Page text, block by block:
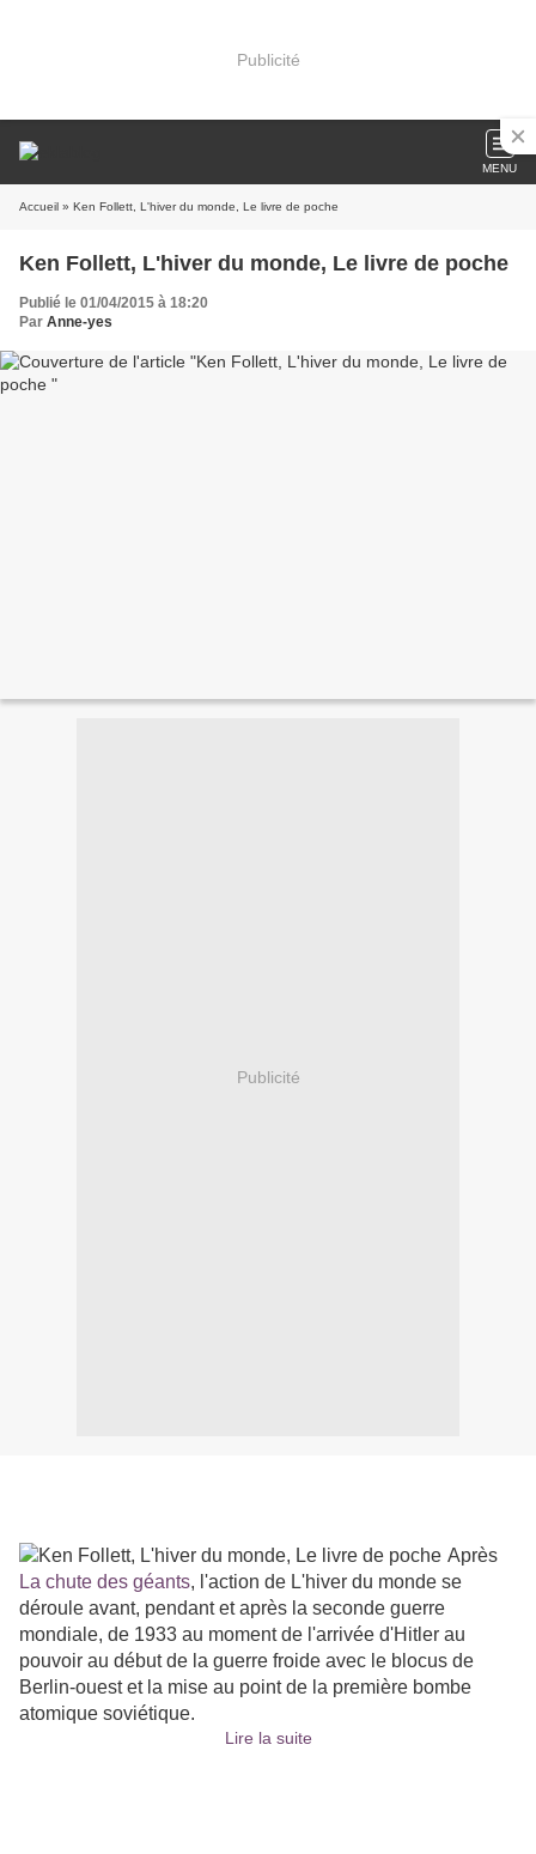
Publicité
MENU
Accueil » Ken Follett, L'hiver du monde, Le livre de poche
Ken Follett, L'hiver du monde, Le livre de poche
Publié le 01/04/2015 à 18:20
Par Anne-yes
Publicité
Après
La chute des géants, l'action de L'hiver du monde se
déroule avant, pendant et après la seconde guerre
mondiale, de 1933 au moment de l'arrivée d'Hitler au
pouvoir au début de la guerre froide avec le blocus de
Berlin-ouest et la mise au point de la première bombe
atomique soviétique.
Lire la suite